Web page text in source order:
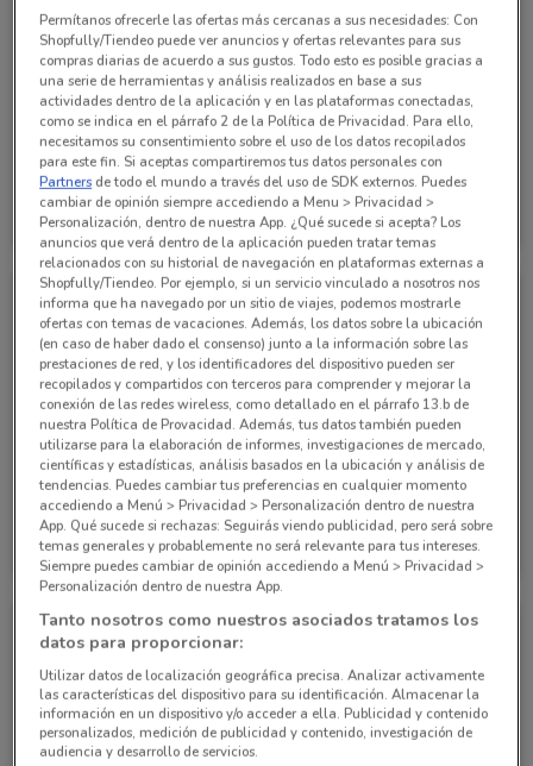
CADUCA HOY
Soriana Mercado
Caduca hoy 5.1 km
CADUCA HOY
Soriana Mercado
Caduca hoy
-2 DÍAS
Soriana Mercado
Caduca Miércoles 5.1 km
CADUCA HOY
Soriana Mercado
Caduca hoy 5.1 km
Permítanos ofrecerle las ofertas más cercanas a sus necesidades: Con
Shopfully/Tiendeo puede ver anuncios y ofertas relevantes para sus
compras diarias de acuerdo a sus gustos. Todo esto es posible gracias a
una serie de herramientas y análisis realizados en base a sus
actividades dentro de la aplicación y en las plataformas conectadas,
como se indica en el párrafo 2 de la Política de Privacidad. Para ello,
necesitamos su consentimiento sobre el uso de los datos recopilados
para este fin. Si aceptas compartiremos tus datos personales con
Partners de todo el mundo a través del uso de SDK externos. Puedes
cambiar de opinión siempre accediendo a Menu > Privacidad >
Personalización, dentro de nuestra App. ¿Qué sucede si acepta? Los
anuncios que verá dentro de la aplicación pueden tratar temas
relacionados con su historial de navegación en plataformas externas a
Shopfully/Tiendeo. Por ejemplo, si un servicio vinculado a nosotros nos
informa que ha navegado por un sitio de viajes, podemos mostrarle
ofertas con temas de vacaciones. Además, los datos sobre la ubicación
(en caso de haber dado el consenso) junto a la información sobre las
prestaciones de red, y los identificadores del dispositivo pueden ser
recopilados y compartidos con terceros para comprender y mejorar la
conexión de las redes wireless, como detallado en el párrafo 13.b de
nuestra Política de Provacidad. Además, tus datos también pueden
utilizarse para la elaboración de informes, investigaciones de mercado,
científicas y estadísticas, análisis basados en la ubicación y análisis de
tendencias. Puedes cambiar tus preferencias en cualquier momento
accediendo a Menú > Privacidad > Personalización dentro de nuestra
App. Qué sucede si rechazas: Seguirás viendo publicidad, pero será sobre
temas generales y probablemente no será relevante para tus intereses.
Siempre puedes cambiar de opinión accediendo a Menú > Privacidad >
Personalización dentro de nuestra App.
Tanto nosotros como nuestros asociados tratamos los
datos para proporcionar:
Utilizar datos de localización geográfica precisa. Analizar activamente
las características del dispositivo para su identificación. Almacenar la
información en un dispositivo y/o acceder a ella. Publicidad y contenido
personalizados, medición de publicidad y contenido, investigación de
audiencia y desarrollo de servicios.